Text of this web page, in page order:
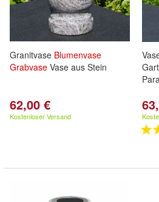
Granitvase Blumenvase
Grabvase Vase aus Stein
62,00 €
Kostenloser Versand